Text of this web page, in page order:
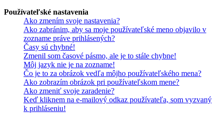
Používateľské nastavenia
Ako zmením svoje nastavenia?
Ako zabránim, aby sa moje používateľské meno objavilo v
zozname práve prihlásených?
Časy sú chybné!
Zmenil som časové pásmo, ale je to stále chybne!
Môj jazyk nie je na zozname!
Čo je to za obrázok vedľa môjho používateľského mena?
Ako zobrazím obrázok pri používateľskom mene?
Ako zmeniť svoje zaradenie?
Keď kliknem na e-mailový odkaz používateľa, som vyzvaný
k prihláseniu!